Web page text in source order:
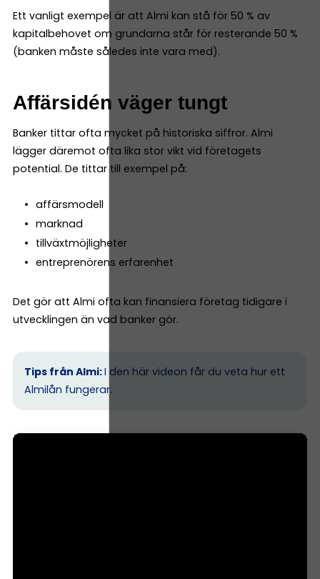
Ett vanligt exempel är att Almi kan stå för 50 % av
kapitalbehovet om grundarna står för resterande 50 %
(banken måste således inte vara med).
Affärsidén väger tungt
Banker tittar ofta mycket på historiska siffror. Almi
lägger däremot ofta lika stor vikt vid företagets
potential. De tittar till exempel på:
affärsmodell
marknad
tillväxtmöjligheter
entreprenörens erfarenhet
Det gör att Almi ofta kan finansiera företag tidigare i
utvecklingen än vad banker gör.
Tips från Almi:I den här videon får du veta hur ett
Almilån fungerar.